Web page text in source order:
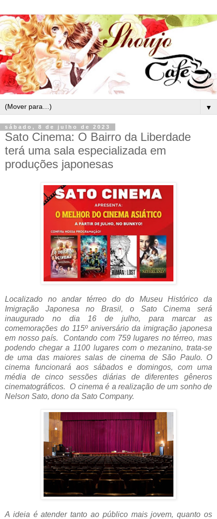
▼
sábado, 8 de julho de 2023
Sato Cinema: O Bairro da Liberdade
terá uma sala especializada em
produções japonesas
Localizado no andar térreo do do Museu Histórico da
Imigração Japonesa no Brasil, o Sato Cinema será
inaugurado no dia 16 de julho, para marcar as
comemorações do 115º aniversário da imigração japonesa
em nosso país. Contando com 759 lugares no térreo, mas
podendo chegar a 1100 lugares com o mezanino, trata-se
de uma das maiores salas de cinema de São Paulo. O
cinema funcionará aos sábados e domingos, com uma
média de cinco sessões diárias de diferentes gêneros
cinematográficos. O cinema é a realização de um sonho de
Nelson Sato, dono da Sato Company.
A ideia é atender tanto ao público mais jovem, quanto os